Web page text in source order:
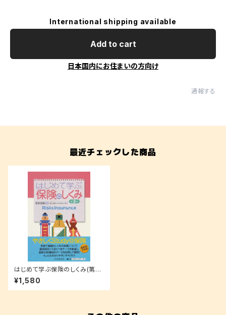
International shipping available
Add to cart
日本国内にお住まいの方向け
通報する
最近チェックした商品
はじめて学ぶ保険のしくみ(第3
版)
¥1,580